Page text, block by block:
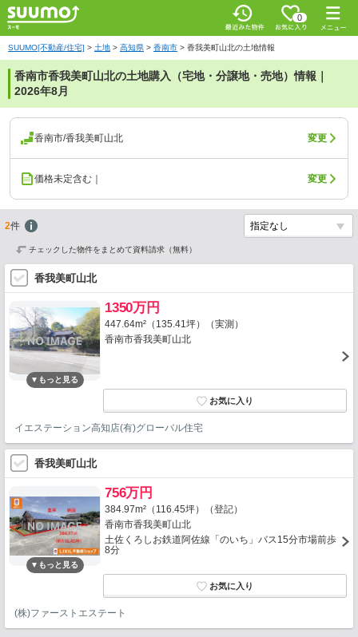
0
SUUMO[不動産/住宅] > 土地 > 高知県 > 香南市 > 香我美町山北の土地情報
香南市香我美町山北の土地購入（宅地・分譲地・売地）情報｜
2026年8月
香南市/香我美町山北 変更
価格未定含む｜ 変更
2件
チェックした物件をまとめて資料請求（無料）
香我美町山北
1350万円
447.64m²（135.41坪）（実測）
香南市香我美町山北
イエステーション高知店(有)グローバル住宅
香我美町山北
756万円
384.97m²（116.45坪）（登記）
香南市香我美町山北
土佐くろしお鉄道阿佐線「のいち」バス15分市場前歩
8分
(株)ファーストエステート